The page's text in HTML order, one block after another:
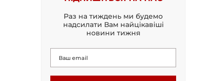
Раз на тиждень ми будемо
надсилати Вам найцікавіші
новини тижня